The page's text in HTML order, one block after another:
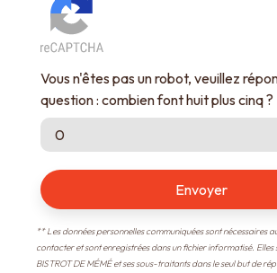
Vous n'êtes pas un robot, veuillez
question : combien font huit plus cinq ?
Envoyer
** Les données personnelles communiquées sont nécessaires
contacter et sont enregistrées dans un fichier informatisé. Elles
BISTROT DE MÉMÉ et ses sous-traitants dans le seul but de